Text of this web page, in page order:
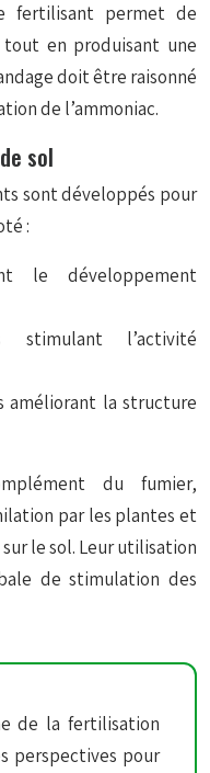
fertilisant permet de
en produisant une
doit être raisonné
de l’ammoniac.
sol
sont développés pour
:
le développement
stimulant l’activité
améliorant la structure
du fumier,
par les plantes et
le sol. Leur utilisation
de stimulation des
de la fertilisation
perspectives pour